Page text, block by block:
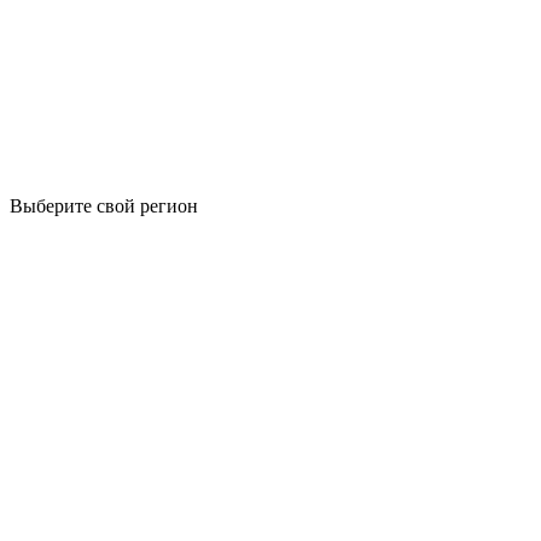
Выберите свой регион